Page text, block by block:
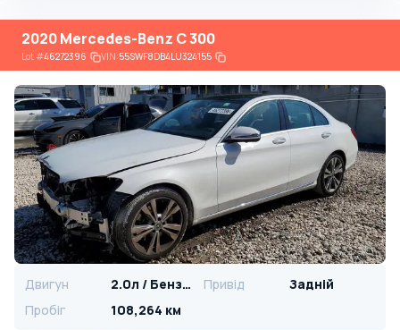
2020 Mercedes-Benz C 300
Lot#46272396 VIN:55SWF8DB4LU324155
Двигун 2.0л / Бензин Привід
Задній
Пробіг
108,264 км